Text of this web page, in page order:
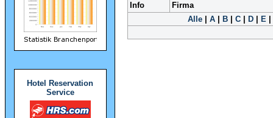
Hotel Reservation
Service
Info
Firma
Alle| A| B| C| D| E|